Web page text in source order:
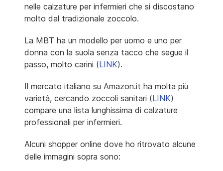
nelle calzature per infermieri che si discostano
molto dal tradizionale zoccolo.
La MBT ha un modello per uomo e uno per
donna con la suola senza tacco che segue il
passo, molto carini (LINK).
Il mercato italiano su Amazon.it ha molta più
varietà, cercando zoccoli sanitari (LINK)
compare una lista lunghissima di calzature
professionali per infermieri.
Alcuni shopper online dove ho ritrovato alcune
delle immagini sopra sono: